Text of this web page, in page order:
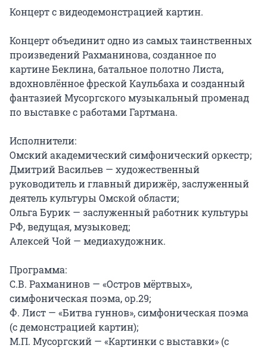
Концерт с видеодемонстрацией картин.
Концерт объединит одно из самых таинственных
произведений Рахманинова, созданное по
картине Беклина, батальное полотно Листа,
вдохновлённое фреской Каульбаха и созданный
фантазией Мусоргского музыкальный променад
по выставке с работами Гартмана.
Исполнители:
Омский академический симфонический оркестр;
Дмитрий Васильев — художественный
руководитель и главный дирижёр, заслуженный
деятель культуры Омской области;
Ольга Бурик — заслуженный работник культуры
РФ, ведущая, музыковед;
Алексей Чой — медиахудожник.
Программа:
С.В. Рахманинов — «Остров мёртвых»,
симфоническая поэма, ор.29;
Ф. Лист — «Битва гуннов», симфоническая поэма
(с демонстрацией картин);
М.П. Мусоргский — «Картинки с выставки» (с